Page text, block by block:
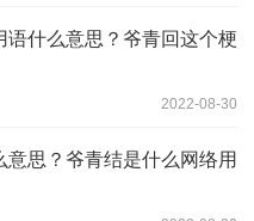
语什么意思？爷青回这个梗
2022-08-30
意思？爷青结是什么网络用